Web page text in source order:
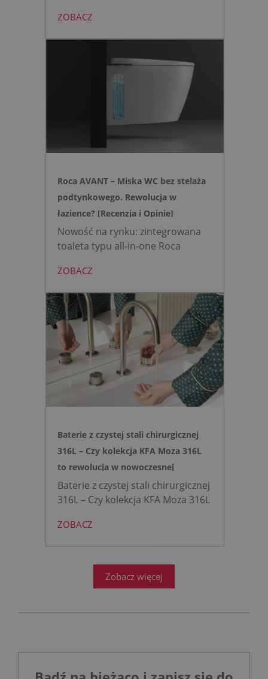
mini to zestaw, który warto
wybrać, gdy zależy nam na
bezpiecznej strefie WC. Zamiast
skomplikowanej i podatnej na
działającą w oparciu o ciśnienie
wody oraz elegancki, szklany
przycisk uruchamiany gestem.
ZOBACZ
Roca AVANT – Miska WC bez stelaża
podtynkowego. Rewolucja w
łazience? [Recenzja i Opinie]
Nowość na rynku: zintegrowana
toaleta typu all-in-one Roca
montażu stelaża podtynkowego.
Zyskujesz do 20 cm przestrzeni w
łazience i o 15% cichsze
spłukiwanie dzięki technologii
opartej na efekcie Venturiego.
Idealne rozwiązanie do szybkich
remontów bez kucia ścian.
ZOBACZ
Baterie z czystej stali chirurgicznej
316L – Czy kolekcja KFA Moza 316L
to rewolucja w nowoczesnej
łazience?
Baterie z czystej stali chirurgicznej
316L – Czy kolekcja KFA Moza 316L
łazience?
projektowanie łazienek stanęło
ZOBACZ
Zobacz więcej